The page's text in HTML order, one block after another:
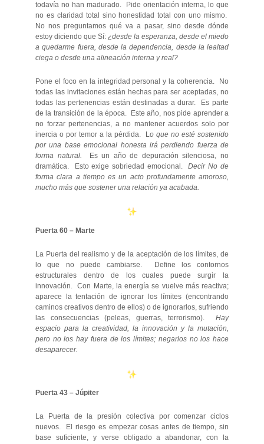
todavía no han madurado. Pide orientación interna, lo que
no es claridad total sino honestidad total con uno mismo.
No nos preguntamos qué va a pasar, sino desde dónde
estoy diciendo que Sí: ¿desde la esperanza, desde el miedo
a quedarme fuera, desde la dependencia, desde la lealtad
ciega o desde una alineación interna y real?
Pone el foco en la integridad personal y la coherencia. No
todas las invitaciones están hechas para ser aceptadas, no
todas las pertenencias están destinadas a durar. Es parte
de la transición de la época. Este año, nos pide aprender a
no forzar pertenencias, a no mantener acuerdos solo por
inercia o por temor a la pérdida. Lo que no esté sostenido
por una base emocional honesta irá perdiendo fuerza de
forma natural.
Es un año de depuración silenciosa, no
dramática. Esto exige sobriedad emocional.Decir No de
forma clara a tiempo es un acto profundamente amoroso,
mucho más que sostener una relación ya acabada.
Puerta 60 – Marte
La Puerta del realismo y de la aceptación de los límites, de
lo que no puede cambiarse. Define los contornos
estructurales dentro de los cuales puede surgir la
innovación. Con Marte, la energía se vuelve más reactiva;
aparece la tentación de ignorar los límites (encontrando
caminos creativos dentro de ellos) o de ignorarlos, sufriendo
las consecuencias (peleas, guerras, terrorismo). Hay
espacio para la creatividad, la innovación y la mutación,
pero no los hay fuera de los límites; negarlos no los hace
desaparecer.
Puerta 43 – Júpiter
La Puerta de la presión colectiva por comenzar ciclos
nuevos. El riesgo es empezar cosas antes de tiempo, sin
base suficiente, y verse obligado a abandonar, con la